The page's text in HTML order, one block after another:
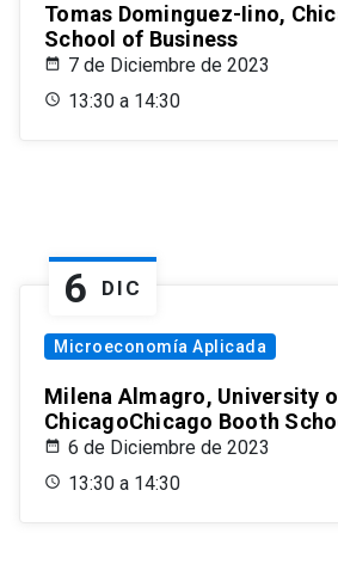
Tomas Dominguez-Iino,
School of Business
7 de Diciembre de 2023
13:30 a 14:30
6 DIC
Microeconomía Aplicada
Milena Almagro, University
ChicagoChicago Booth
6 de Diciembre de 2023
13:30 a 14:30